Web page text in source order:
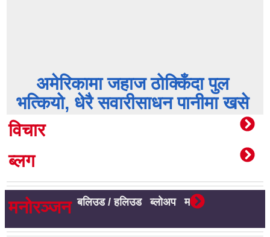
अमेरिकामा जहाज ठोक्किँदा पुल
भत्कियो, धेरै सवारीसाधन पानीमा खसे
विचार
ब्लग
मनोरञ्जन बलिउड / हलिउड ब्लोअप मनोरञ्जन भिडियो